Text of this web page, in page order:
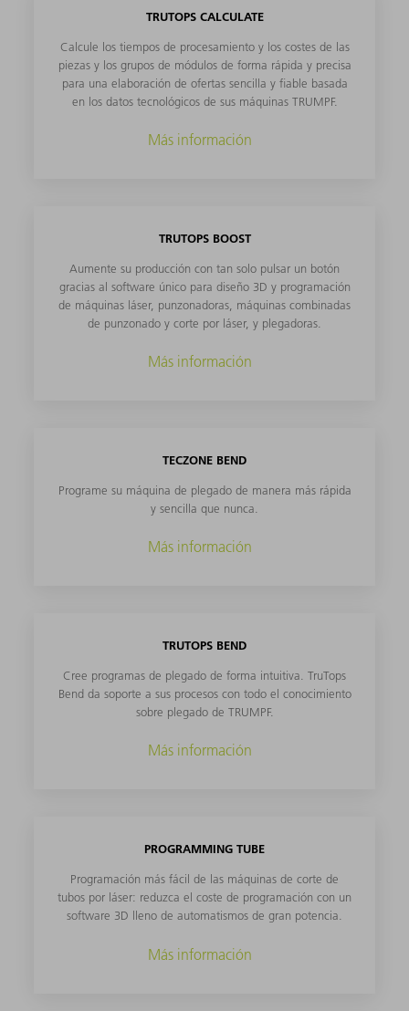
TRUTOPS CALCULATE
Calcule los tiempos de procesamiento y los costes de las
piezas y los grupos de módulos de forma rápida y precisa
para una elaboración de ofertas sencilla y fiable basada
en los datos tecnológicos de sus máquinas TRUMPF.
Más información
TRUTOPS BOOST
Aumente su producción con tan solo pulsar un botón
gracias al software único para diseño 3D y programación
de máquinas láser, punzonadoras, máquinas combinadas
de punzonado y corte por láser, y plegadoras.
Más información
TECZONE BEND
Programe su máquina de plegado de manera más rápida
y sencilla que nunca.
Más información
TRUTOPS BEND
Cree programas de plegado de forma intuitiva. TruTops
Bend da soporte a sus procesos con todo el conocimiento
sobre plegado de TRUMPF.
Más información
PROGRAMMING TUBE
Programación más fácil de las máquinas de corte de
tubos por láser: reduzca el coste de programación con un
software 3D lleno de automatismos de gran potencia.
Más información